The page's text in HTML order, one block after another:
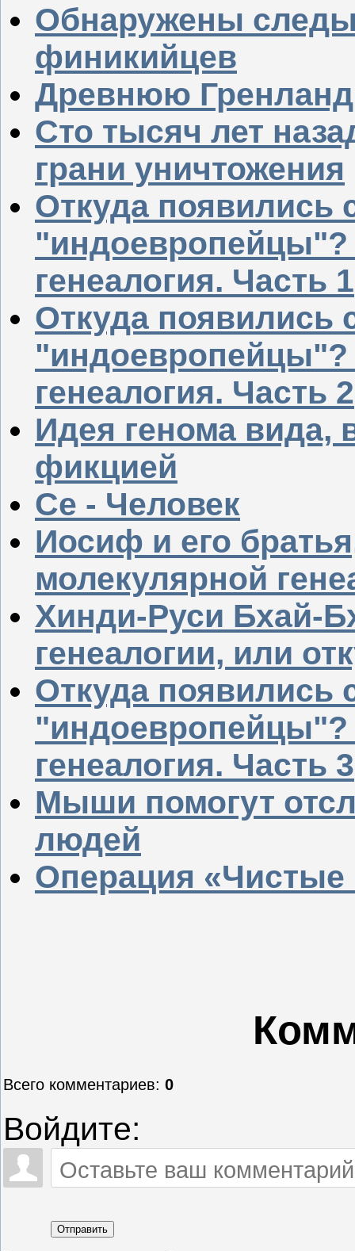
Обнаружены
финикийцев
Древнюю
Сто тысяч лет
грани уничтожения
Откуда появились
"индоевропейцы"?
генеалогия. Часть 1
Откуда появились
"индоевропейцы"?
генеалогия. Часть 2
Идея генома вида,
фикцией
Се - Человек
Иосиф и его
молекулярной
Хинди-Руси Бхай-
генеалогии, или
Откуда появились
"индоевропейцы"?
генеалогия. Часть 3
Мыши помогут
людей
Операция
Всего комментариев: 0
Войдите:
Отправить